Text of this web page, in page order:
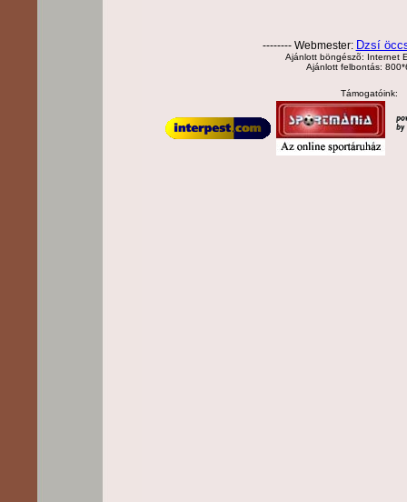
-------- Webmester: Dzsí
Ajánlott böngészõ: Internet
Ajánlott felbontás:
Támogatóink: